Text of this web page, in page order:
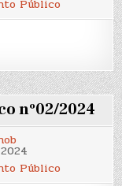
Público
nº02/2024
Público